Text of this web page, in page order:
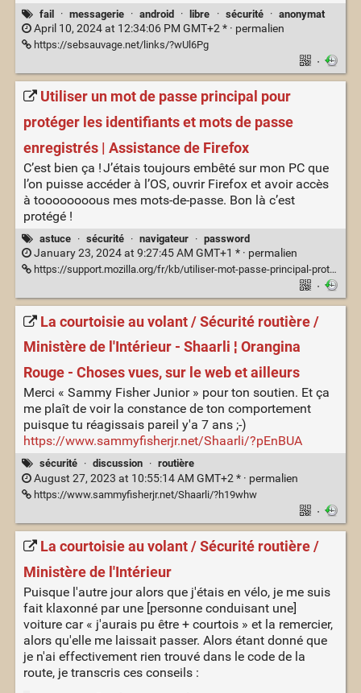
fail · messagerie · android · libre · sécurité · anonymat
April 10, 2024 at 12:34:06 PM GMT+2 * · permalien
https://sebsauvage.net/links/?wUl6Pg
·
Utiliser un mot de passe principal pour
protéger les identifiants et mots de passe
enregistrés | Assistance de Firefox
C’est bien ça ! J’étais toujours embêté sur mon PC que
l’on puisse accéder à l’OS, ouvrir Firefox et avoir accès
à toooooooous mes mots-de-passe. Bon là c’est
protégé !
astuce · sécurité · navigateur · password
January 23, 2024 at 9:27:45 AM GMT+1 * · permalien
https://support.mozilla.org/fr/kb/utiliser-mot-passe-principal-proteger-identifiants
·
La courtoisie au volant / Sécurité routière /
Ministère de l'Intérieur - Shaarli ¦ Orangina
Rouge - Choses vues, sur le web et ailleurs
Merci « Sammy Fisher Junior » pour ton soutien. Et ça
me plaît de voir la constance de ton comportement
puisque tu réagissais pareil y'a 7 ans ;-)
https://www.sammyfisherjr.net/Shaarli/?pEnBUA
sécurité · discussion · routière
August 27, 2023 at 10:55:14 AM GMT+2 * · permalien
https://www.sammyfisherjr.net/Shaarli/?h19whw
·
La courtoisie au volant / Sécurité routière /
Ministère de l'Intérieur
Puisque l'autre jour alors que j'étais en vélo, je me suis
fait klaxonné par une [personne conduisant une]
voiture car « j'aurais pu être + courtois » et la remercier,
alors qu'elle me laissait passer. Alors étant donné que
je n'ai effectivement rien trouvé dans le code de la
route, je transcris ces conseils :